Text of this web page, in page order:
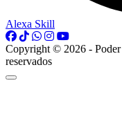
Alexa Skill
Copyright © 2026 -
reservados